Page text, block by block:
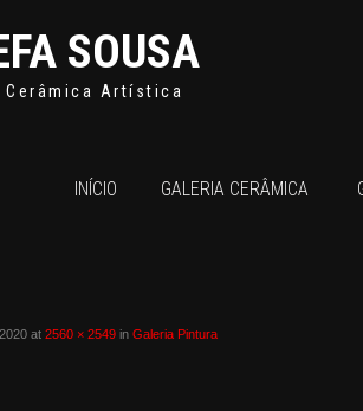
SOUSA
Cerâmica Artística
INÍCIO GALERIA CERÂMICA
at2560 × 2549 inGaleria Pintura